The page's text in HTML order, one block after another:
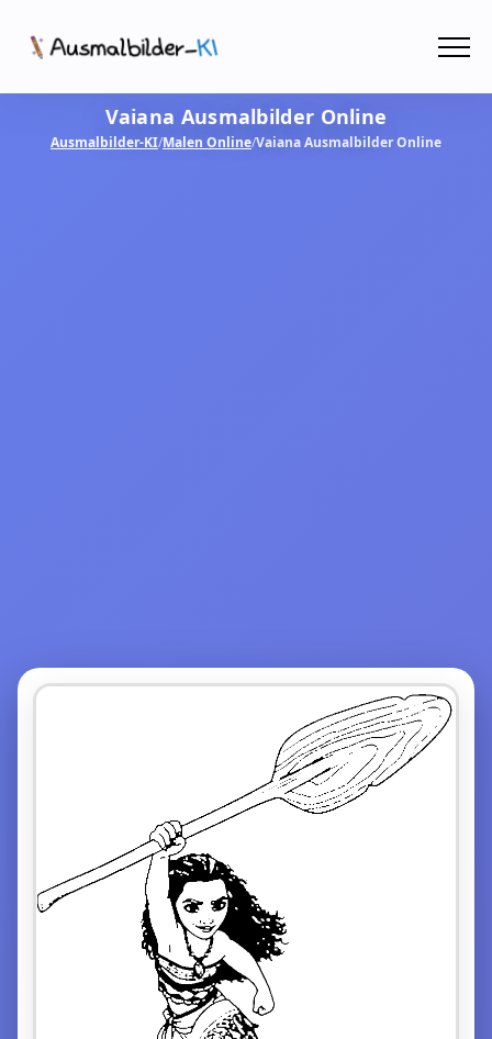
AusmalbilderVaiana Ausmalbilder Online
Ausmalbilder-KI/Malen Online/Vaiana Ausmalbilder Online